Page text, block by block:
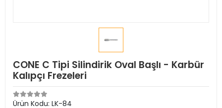
CONE C Tipi Silindirik Oval Başlı - Karbür
Kalıpçı Frezeleri
Ürün Kodu: LK-84